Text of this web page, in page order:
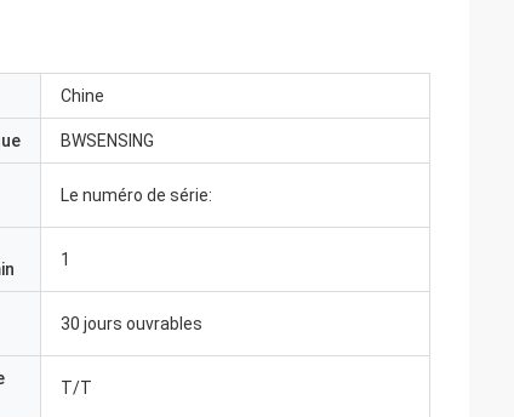
Chine
BWSENSING
Le numéro de série:
1
30 jours ouvrables
T/T